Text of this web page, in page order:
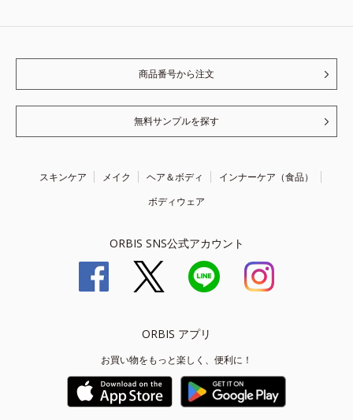
商品番号から注文
無料サンプルを探す
スキンケア メイク ヘア＆ボディ
インナーケア（食品）
ボディウェア
ORBIS SNS公式アカウント
ORBIS アプリ
お買い物をもっと楽しく、便利に！